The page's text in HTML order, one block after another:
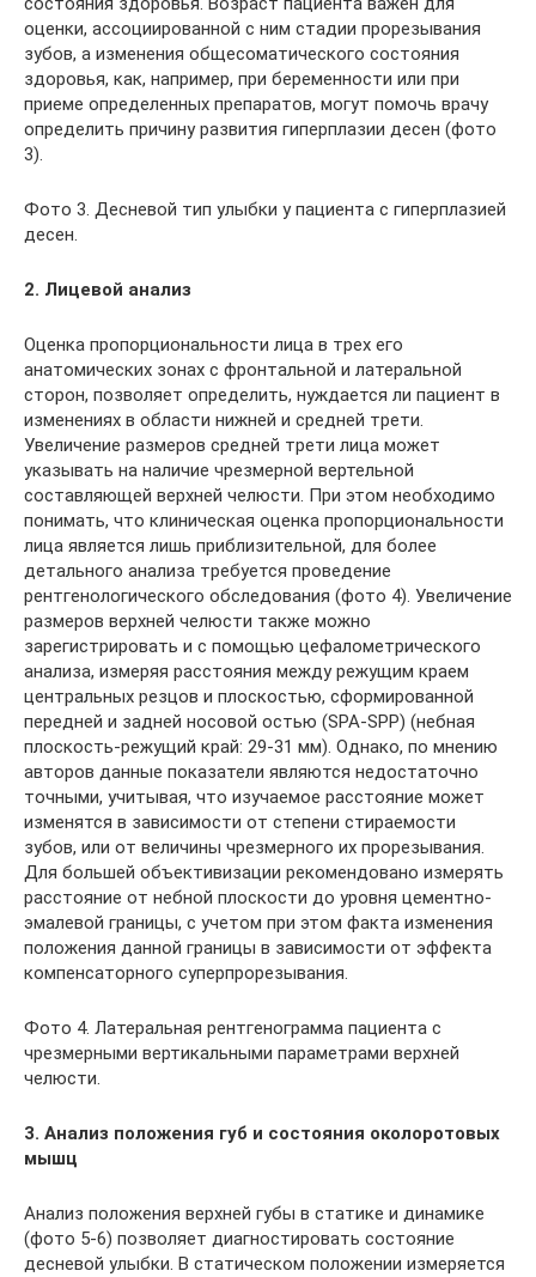
оценки, ассоциированной с ним стадии прорезывания
зубов, а изменения общесоматического состояния
здоровья, как, например, при беременности или при
приеме определенных препаратов, могут помочь врачу
определить причину развития гиперплазии десен (фото
3).
Фото 3. Десневой тип улыбки у пациента с гиперплазией
десен.
2. Лицевой анализ
Оценка пропорциональности лица в трех его
анатомических зонах с фронтальной и латеральной
сторон, позволяет определить, нуждается ли пациент в
изменениях в области нижней и средней трети.
Увеличение размеров средней трети лица может
указывать на наличие чрезмерной вертельной
составляющей верхней челюсти. При этом необходимо
понимать, что клиническая оценка пропорциональности
лица является лишь приблизительной, для более
детального анализа требуется проведение
рентгенологического обследования (фото 4). Увеличение
размеров верхней челюсти также можно
зарегистрировать и с помощью цефалометрического
анализа, измеряя расстояния между режущим краем
центральных резцов и плоскостью, сформированной
передней и задней носовой остью (SPA-SPP) (небная
плоскость-режущий край: 29-31 мм). Однако, по мнению
авторов данные показатели являются недостаточно
точными, учитывая, что изучаемое расстояние может
изменятся в зависимости от степени стираемости
зубов, или от величины чрезмерного их прорезывания.
Для большей объективизации рекомендовано измерять
расстояние от небной плоскости до уровня цементно-
эмалевой границы, с учетом при этом факта изменения
положения данной границы в зависимости от эффекта
компенсаторного суперпрорезывания.
Фото 4. Латеральная рентгенограмма пациента с
чрезмерными вертикальными параметрами верхней
челюсти.
3. Анализ положения губ и состояния околоротовых
мышц
Анализ положения верхней губы в статике и динамике
(фото 5-6) позволяет диагностировать состояние
десневой улыбки. В статическом положении измеряется